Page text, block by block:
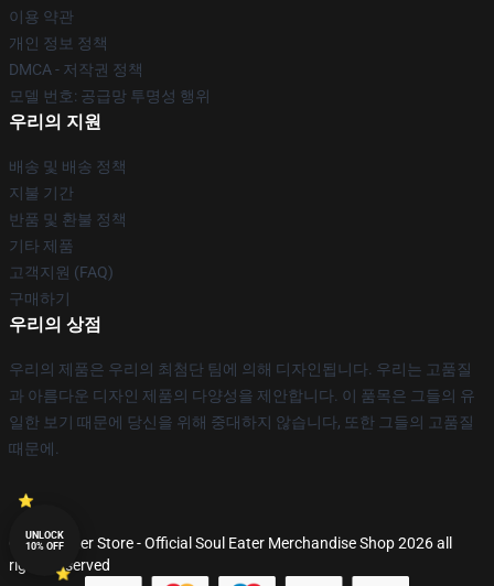
이용 약관
개인 정보 정책
DMCA - 저작권 정책
모델 번호: 공급망 투명성 행위
우리의 지원
배송 및 배송 정책
지불 기간
반품 및 환불 정책
기타 제품
고객지원 (FAQ)
구매하기
우리의 상점
우리의 제품은 우리의 최첨단 팀에 의해 디자인됩니다. 우리는 고품질
과 아름다운 디자인 제품의 다양성을 제안합니다. 이 품목은 그들의 유
일한 보기 때문에 당신을 위해 중대하지 않습니다, 또한 그들의 고품질
때문에.
© Soul Eater Store - Official Soul Eater Merchandise Shop 2026 all
rights reserved
UNLOCK
10% OFF